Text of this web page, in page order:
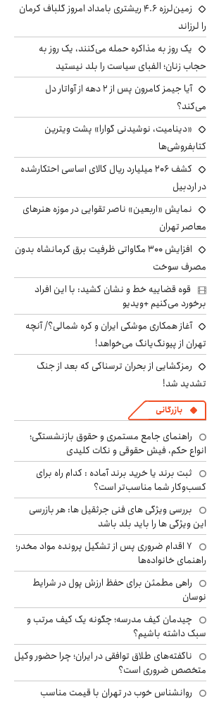
زمین‌لرزه ۴.۶ ریشتری بامداد امروز گلباف کرمان
را لرزاند
یک روز به مذاکره حمله می‌کنند، یک روز به
حجاب زنان؛ الفبای سیاست را بلد نیستید
آیا جیمز کامرون پس از ۲ دهه از آواتار دل
می‌کند؟
«دینامیت، نوشیدنی گوارا» پشت ویترین
کتابفروشی‌ها
کشف ۲۰۶ میلیارد ریال کالای اساسی احتکارشده
در اردبیل
نمایش «اربعین» ناصر تقوایی در موزه هنرهای
معاصر تهران
افزایش ۳۰۰ مگاواتی ظرفیت برق کرمانشاه بدون
مصرف سوخت
قوه قضاییه خط و نشان کشید: با این افراد
برخورد می‌کنیم +ویدیو
آغاز همکاری موشکی ایران و کره شمالی؟/ آنچه
تهران از پیونگ‌یانگ می‌خواهد!
رمزگشایی از بحران ترسناکی که بعد از جنگ
تشدید شد!
بازرگانی
راهنمای جامع مستمری و حقوق بازنشستگی؛
انواع حکم، فیش حقوقی و نکات کلیدی
ثبت برند یا خرید برند آماده : کدام راه برای
کسب‌وکار شما مناسب‌تر است؟
بررسی ویژگی های فنی جرثقیل ها: هر بازرسی
این ویژگی ها را باید بلد باشد
۷ اقدام ضروری پس از تشکیل پرونده مواد مخدر؛
راهنمای خانواده‌ها
راهی مطمئن برای حفظ ارزش پول در شرایط
نوسان
چیدمان کیف مدرسه؛ چگونه یک کیف مرتب و
سبک داشته باشیم؟
ناگفته‌های طلاق توافقی در ایران؛ چرا حضور وکیل
متخصص ضروری است؟
روانشناس خوب در تهران با قیمت مناسب